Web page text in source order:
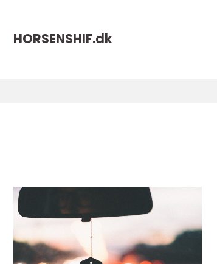
HORSENSHIF.dk